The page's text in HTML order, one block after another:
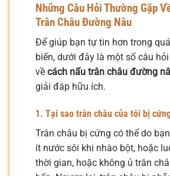
Những Câu Hỏi Thường Gặp
Trân Châu Đường Nâu
Để giúp bạn tự tin hơn trong
biến, dưới đây là một số câu
về cách nấu trân châu đường
giải đáp hữu ích.
1. Tại sao trân châu của tôi bị
Trân châu bị cứng có thể do
ít nước sôi khi nhào bột, hoặc
thời gian, hoặc không ủ trân